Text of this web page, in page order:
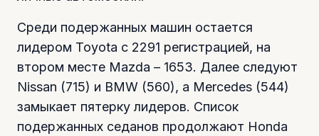
Среди подержанных машин остается
лидером Toyota с 2291 регистрацией, на
втором месте Mazda – 1653. Далее следуют
Nissan (715) и BMW (560), а Mercedes (544)
замыкает пятерку лидеров. Список
подержанных седанов продолжают Honda